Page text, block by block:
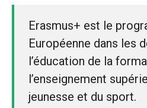
Erasmus+ est le
Européenne dans les
l’éducation de la
l’enseignement
jeunesse et du sport.